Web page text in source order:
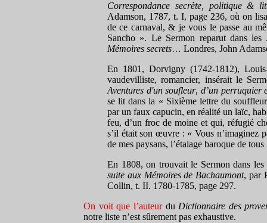
Correspondance secrète, politique &
Adamson, 1787, t. I, page 236, où on
de ce carnaval, & je vous le passe au
Sancho ». Le Sermon reparut dans les
Mémoires secrets… Londres, John
En 1801, Dorvigny (1742-1812),
vaudevilliste, romancier, insérait le
Aventures d'un soufleur, d’un perruquier
se lit dans la « Sixième lettre du
par un faux capucin, en réalité un laïc,
feu, d’un froc de moine et qui, réfugié
s’il était son œuvre : « Vous n’imaginez
de mes paysans, l’étalage baroque de
En 1808, on trouvait le Sermondans les
suite aux Mémoires de Bachaumont, par
Collin, t. II. 1780-1785, page 297.
On voit que l’auteur duDictionnaire des
notre liste n’est sûrement pas exhaustive.